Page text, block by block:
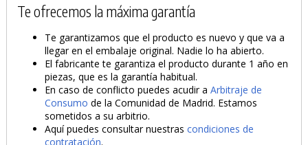
Te ofrecemos la máxima garantía
Te garantizamos que el producto es nuevo y que va a
llegar en el embalaje original. Nadie lo ha abierto.
El fabricante te garantiza el producto durante 1 año en
piezas, que es la garantía habitual.
En caso de conflicto puedes acudir aArbitraje de
Consumo de la Comunidad de Madrid. Estamos
sometidos a su arbitrio.
Aquí puedes consultar nuestrascondiciones de
contratación.